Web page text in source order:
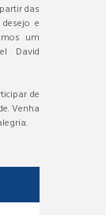
das
e
um
David
de
Venha